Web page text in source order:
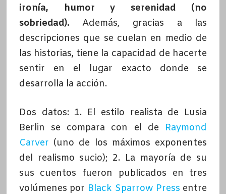
ironía, humor y serenidad (no
sobriedad). Además, gracias a las
descripciones que se cuelan en medio de
las historias, tiene la capacidad de hacerte
sentir en el lugar exacto donde se
desarrolla la acción.
Dos datos: 1. El estilo realista de Lusia
Berlin se compara con el de Raymond
Carver (uno de los máximos exponentes
del realismo sucio); 2. La mayoría de su
sus cuentos fueron publicados en tres
volúmenes por Black Sparrow Press entre